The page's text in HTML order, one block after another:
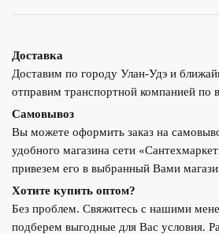
Доставка
Доставим по городу Улан-Удэ и
отправим транспортной компанией по
Самовывоз
Вы можете оформить заказ на
удобного магазина сети
привезем его в выбранный Вами
Хотите купить оптом?
Без проблем. Свяжитесь с нашими
подберем выгодные для Вас условия.